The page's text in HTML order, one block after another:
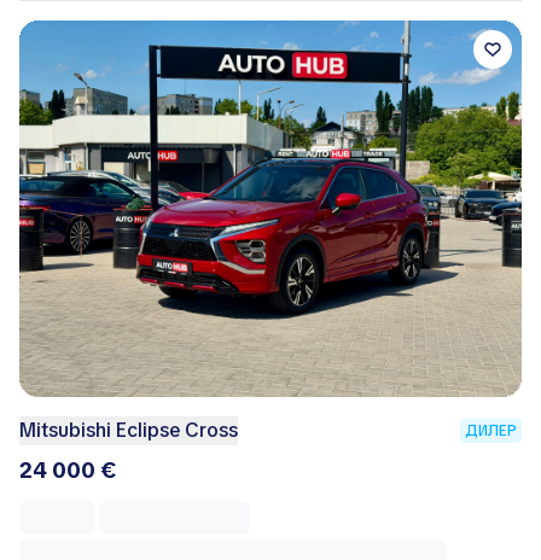
Mitsubishi Eclipse Cross ДИЛЕР
24 000 €